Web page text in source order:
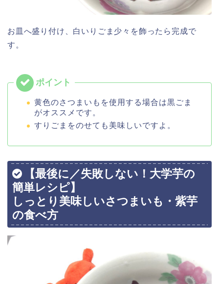
お皿へ盛り付け、白いりごま少々を飾ったら完成で
す。
黄色のさつまいもを使用する場合は黒ごま
がオススメです。
すりごまをのせても美味しいですよ。
【最後に／失敗しない！大学芋の
簡単レシピ】
しっとり美味しいさつまいも・紫芋
の食べ方